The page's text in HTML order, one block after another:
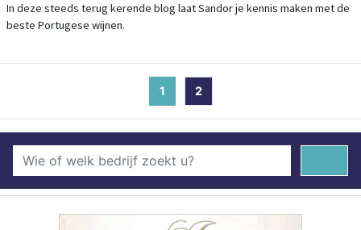
In deze steeds terug kerende blog laat Sandor je kennis maken met de
beste Portugese wijnen.
1 (current)
2